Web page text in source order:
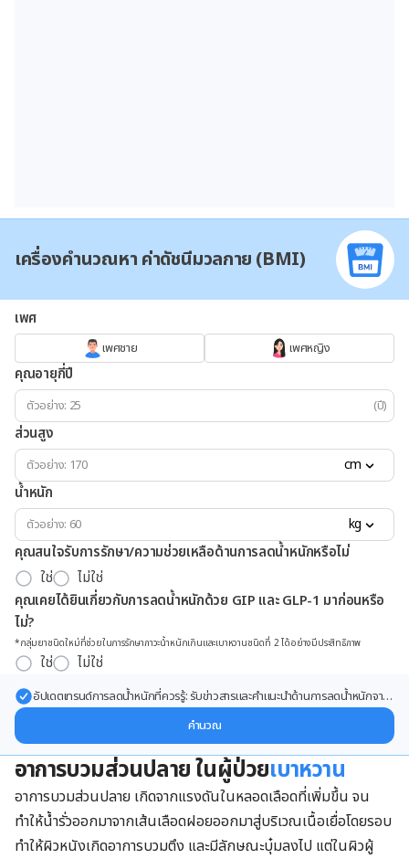
เครื่องคำนวณหา ค่าดัชนีมวลกาย (BMI)
เพศ
เพศชาย เพศหญิง
คุณอายุกี่ปี
(ปี)
ส่วนสูง
cm
น้ำหนัก
kg
คุณสนใจรับการรักษา/ความช่วยเหลือด้านการลดน้ำหนักหรือไม่
ใช่
ไม่ใช่
คุณเคยได้ยินเกี่ยวกับการลดน้ำหนักด้วย GIP และ GLP-1 มาก่อนหรือ
ไม่?
*กลุ่มยาชนิดใหม่ที่ช่วยในการรักษาภาวะน้ำหนักเกินและเบาหวานชนิดที่ 2 ได้อย่างมีประสิทธิภาพ
ใช่ ไม่ใช่
อัปเดตเทรนด์การลดน้ำหนักที่ควรรู้: รับข่าวสารและคำแนะนำด้านการลดน้ำหนักจาก
คำนวณ
อาการบวมส่วนปลาย ในผู้ป่วยเบาหวาน
อาการบวมส่วนปลาย เกิดจากแรงดันในหลอดเลือดที่เพิ่มขึ้น จน
ทำให้น้ำรั่วออกมาจากเส้นเลือดฝอยออกมาสู่บริเวณเนื้อเยื่อโดยรอบ
ทำให้ผิวหนังเกิดอาการบวมตึง และมีลักษณะบุ๋มลงไป แต่ในผิวผู้